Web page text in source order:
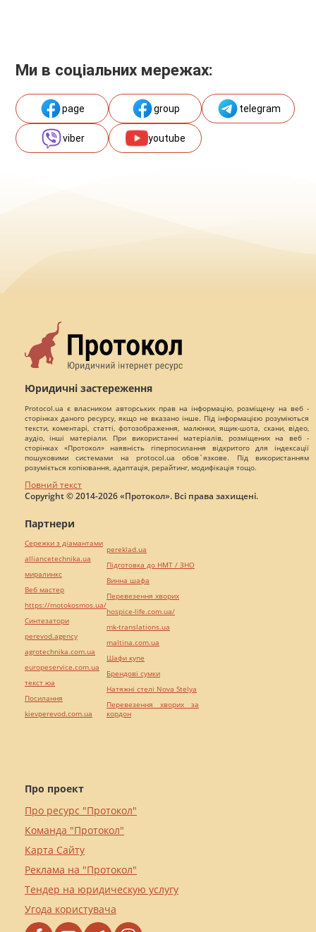
Ми в соціальних мережах:
page group telegram
viber youtube
Юридичні застереження
Protocol.ua є власником авторських прав на інформацію, розміщену на веб -
сторінках даного ресурсу, якщо не вказано інше. Під інформацією розуміються
тексти, коментарі, статті, фотозображення, малюнки, ящик-шота, скани, відео,
аудіо, інші матеріали. При використанні матеріалів, розміщених на веб -
сторінках «Протокол» наявність гіперпосилання відкритого для індексації
пошуковими системами на protocol.ua обов`язкове. Під використанням
розуміється копіювання, адаптація, рерайтинг, модифікація тощо.
Повний текст
Copyright © 2014-2026 «Протокол». Всі права захищені.
Про проект
Про ресурс "Протокол"
Команда "Протокол"
Карта Сайту
Реклама на "Протокол"
Тендер на юридическую услугу
Угода користувача
Партнери
Сережки з діамантами
alliancetechnika.ua
миралинкс
Веб мастер
https://motokosmos.ua/
Синтезатори
perevod.agency
agrotechnika.com.ua
europeservice.com.ua
текст юа
Посилання
kievperevod.com.ua
pereklad.ua
Підготовка до НМТ / ЗНО
Винна шафа
Перевезення хворих
hospice-life.com.ua/
mk-translations.ua
maltina.com.ua
Шафи купе
Брендові сумки
Натяжні стелі Nova Stelya
Перевезення хворих за
кордон